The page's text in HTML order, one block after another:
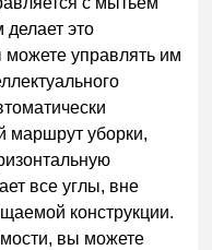
это
управлять им
маршрут уборки,
все углы, вне
конструкции.
вы можете